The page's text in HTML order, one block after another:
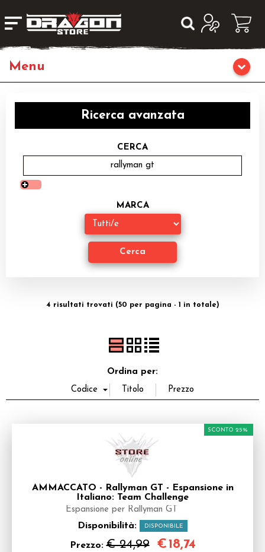
Giochi di Ruolo
Librigame
Editoria
Giochi di Carte Collezionabili
Accessori
Ricerca avanzata
CERCA
MARCA
4 risultati trovati (50 per pagina - 1 in totale)
Ordina per:
AMMACCATO - Rallyman GT - Espansione in
Italiano: Team Challenge
Espansione per Rallyman GT
Disponibilità: DISPONIBILE
Prezzo:€ 24,99
SCONTO 25%
€18,74